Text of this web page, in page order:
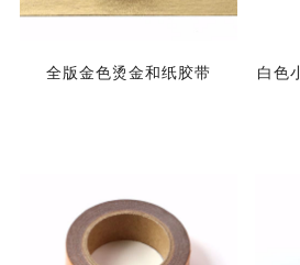
全版金色烫金和纸胶带
白色